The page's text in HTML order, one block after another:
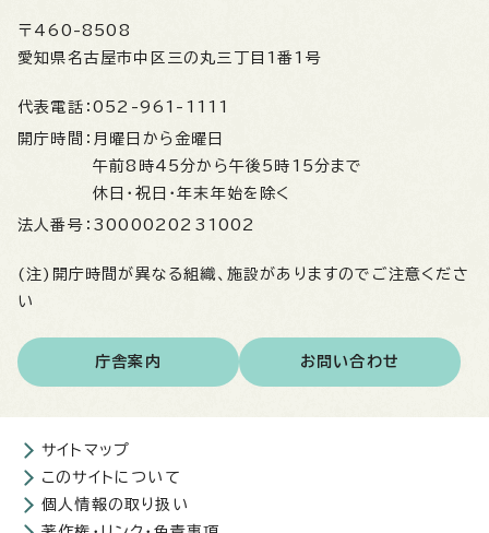
〒460-8508
愛知県名古屋市中区三の丸三丁目1番1号
代表電話： 052-961-1111
開庁時間： 月曜日から金曜日
午前8時45分から午後5時15分まで
休日・祝日・年末年始を除く
法人番号： 3000020231002
(注)開庁時間が異なる組織、施設がありますのでご注意くださ
い
庁舎案内 お問い合わせ
サイトマップ
このサイトについて
個人情報の取り扱い